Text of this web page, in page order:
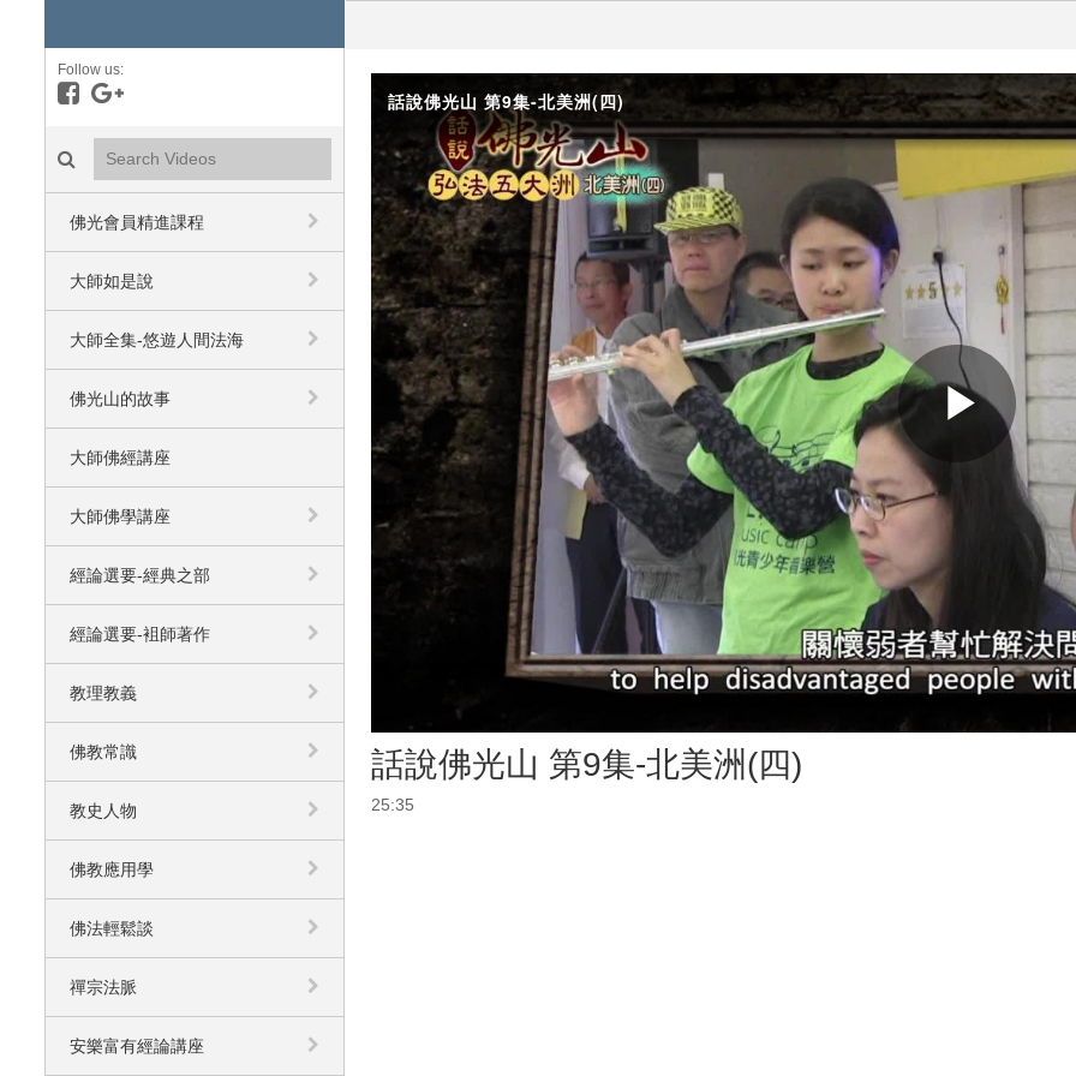
Follow us:
Like on Facebook
Follow on Google+
Search videos icon
佛光會員精進課程
大師如是說
大師全集-悠遊人間法海
佛光山的故事
大師佛經講座
大師佛學講座
經論選要-經典之部
經論選要-袓師著作
教理教義
佛教常識
教史人物
佛教應用學
佛法輕鬆談
禪宗法脈
安樂富有經論講座
話說佛光山 第9集-北美洲(四)
Play
話說佛光山 第9集-北美洲(四)
25:35